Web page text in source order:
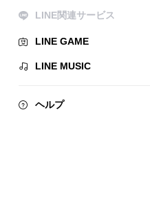
LINE関連サービス
LINE GAME
LINE MUSIC
ヘルプ